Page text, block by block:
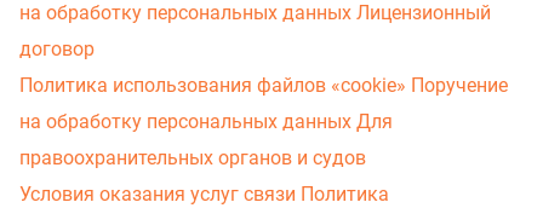
на обработку персональных данных Лицензионный
договор
Политика использования файлов «cookie» Поручение
на обработку персональных данных Для
правоохранительных органов и судов
Условия оказания услуг связи Политика